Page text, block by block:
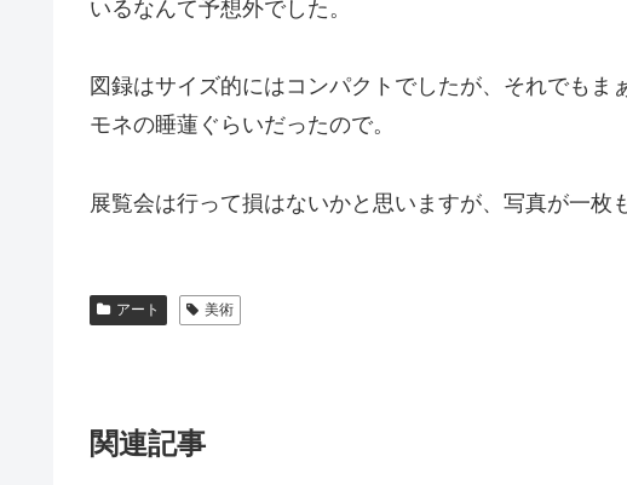
いるなんて予想外でした。
図録はサイズ的にはコンパクトでしたが、それでも
モネの睡蓮ぐらいだったので。
展覧会は行って損はないかと思いますが、写真が一枚
アート 美術
関連記事